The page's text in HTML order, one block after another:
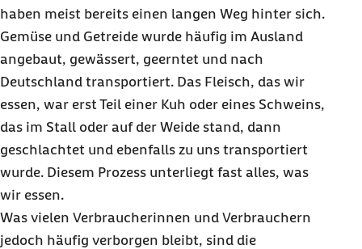
haben meist bereits einen langen Weg hinter sich.
Gemüse und Getreide wurde häufig im Ausland
angebaut, gewässert, geerntet und nach
Deutschland transportiert. Das Fleisch, das wir
essen, war erst Teil einer Kuh oder eines Schweins,
das im Stall oder auf der Weide stand, dann
geschlachtet und ebenfalls zu uns transportiert
wurde. Diesem Prozess unterliegt fast alles, was
wir essen.
Was vielen Verbraucherinnen und Verbrauchern
jedoch häufig verborgen bleibt, sind die